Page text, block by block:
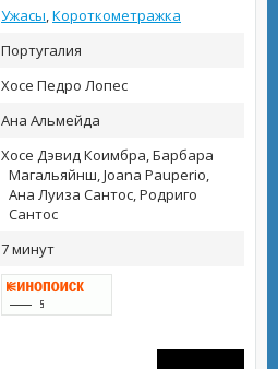
Ужасы,Короткометражка
Португалия
Хосе Педро Лопес
Ана Альмейда
Хосе Дэвид Коимбра, Барбара
Магальяйнш, Joana Pauperio,
Ана Луиза Сантос, Родриго
Сантос
7 минут